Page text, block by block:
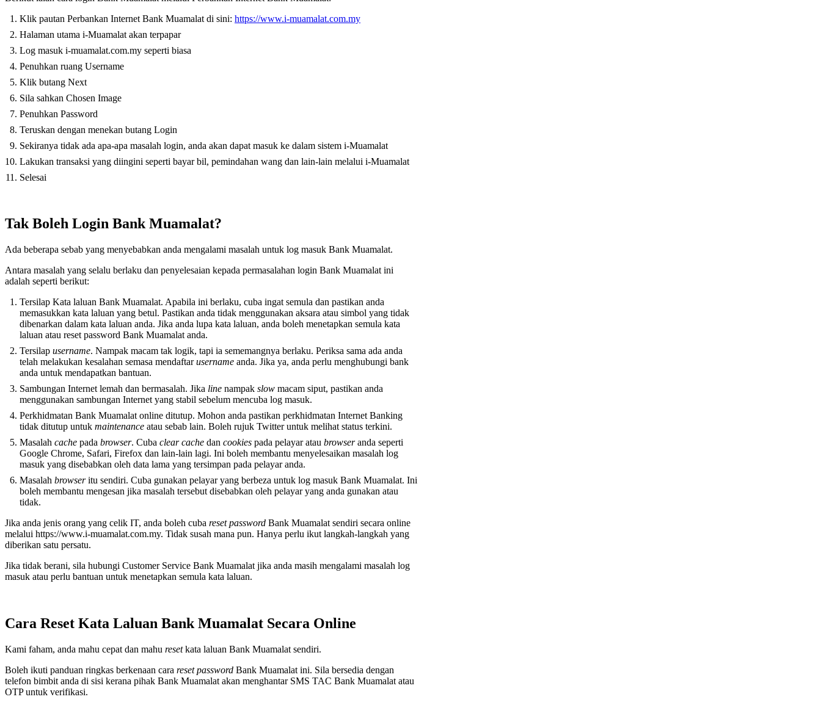
Klik pautan Perbankan Internet Bank Muamalat di sini: https://www.i-muamalat.com.my
Halaman utama i-Muamalat akan terpapar
Log masuk i-muamalat.com.my seperti biasa
Penuhkan ruang Username
Klik butang Next
Sila sahkan Chosen Image
Penuhkan Password
Teruskan dengan menekan butang Login
Sekiranya tidak ada apa-apa masalah login, anda akan dapat masuk ke dalam sistem i-Muamalat
Lakukan transaksi yang diingini seperti bayar bil, pemindahan wang dan lain-lain melalui i-Muamalat
Selesai
Tak Boleh Login Bank Muamalat?
Ada beberapa sebab yang menyebabkan anda mengalami masalah untuk log masuk Bank Muamalat.
Antara masalah yang selalu berlaku dan penyelesaian kepada permasalahan login Bank Muamalat ini
adalah seperti berikut:
Tersilap Kata laluan Bank Muamalat. Apabila ini berlaku, cuba ingat semula dan pastikan anda
memasukkan kata laluan yang betul. Pastikan anda tidak menggunakan aksara atau simbol yang tidak
dibenarkan dalam kata laluan anda. Jika anda lupa kata laluan, anda boleh menetapkan semula kata
laluan atau reset password Bank Muamalat anda.
Tersilap username. Nampak macam tak logik, tapi ia sememangnya berlaku. Periksa sama ada anda
telah melakukan kesalahan semasa mendaftarusername anda. Jika ya, anda perlu menghubungi bank
anda untuk mendapatkan bantuan.
Sambungan Internet lemah dan bermasalah. Jika line nampak slow macam siput, pastikan anda
menggunakan sambungan Internet yang stabil sebelum mencuba log masuk.
Perkhidmatan Bank Muamalat online ditutup. Mohon anda pastikan perkhidmatan Internet Banking
tidak ditutup untuk maintenance atau sebab lain. Boleh rujuk Twitter untuk melihat status terkini.
Masalah cache pada browser. Cuba clear cache dan cookies pada pelayar atau browseranda seperti
Google Chrome, Safari, Firefox dan lain-lain lagi. Ini boleh membantu menyelesaikan masalah log
masuk yang disebabkan oleh data lama yang tersimpan pada pelayar anda.
Masalah browseritu sendiri. Cuba gunakan pelayar yang berbeza untuk log masuk Bank Muamalat. Ini
boleh membantu mengesan jika masalah tersebut disebabkan oleh pelayar yang anda gunakan atau
tidak.
Jika anda jenis orang yang celik IT, anda boleh cuba reset password Bank Muamalat sendiri secara online
melalui https://www.i-muamalat.com.my. Tidak susah mana pun. Hanya perlu ikut langkah-langkah yang
diberikan satu persatu.
Jika tidak berani, sila hubungi Customer Service Bank Muamalat jika anda masih mengalami masalah log
masuk atau perlu bantuan untuk menetapkan semula kata laluan.
Cara Reset Kata Laluan Bank Muamalat Secara Online
Kami faham, anda mahu cepat dan mahu resetkata laluan Bank Muamalat sendiri.
Boleh ikuti panduan ringkas berkenaan cara reset password Bank Muamalat ini. Sila bersedia dengan
telefon bimbit anda di sisi kerana pihak Bank Muamalat akan menghantar SMS TAC Bank Muamalat atau
OTP untuk verifikasi.